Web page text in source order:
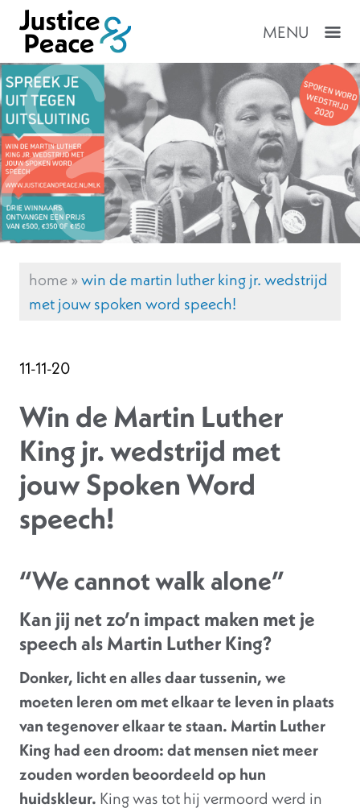
MENU
home»win de martin luther king jr. wedstrijd
met jouw spoken word speech!
11-11-20
Win de Martin Luther
King jr. wedstrijd met
jouw Spoken Word
speech!
“We cannot walk alone”
Kan jij net zo’n impact maken met je
speech als Martin Luther King?
Donker, licht en alles daar tussenin, we
moeten leren om met elkaar te leven in plaats
van tegenover elkaar te staan. Martin Luther
King had een droom: dat mensen niet meer
zouden worden beoordeeld op hun
huidskleur. King was tot hij vermoord werd in